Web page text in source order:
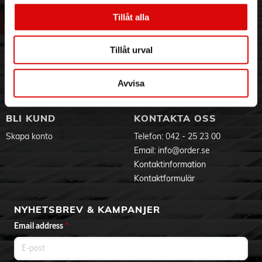
Tillåt alla
Tillåt urval
Avvisa
Om oss
Hållbarhet
Aktuellt på Order
Vanliga frågor
Service & Support
Ansökan om RMA
Godsefterlysning & Felleverans
Om cookies
BLI KUND
Skapa konto
KONTAKTA OSS
Telefon: 042 - 25 23 00
Email: info@order.se
Kontaktinformation
Kontaktformulär
NYHETSBREV & KAMPANJER
Email address *